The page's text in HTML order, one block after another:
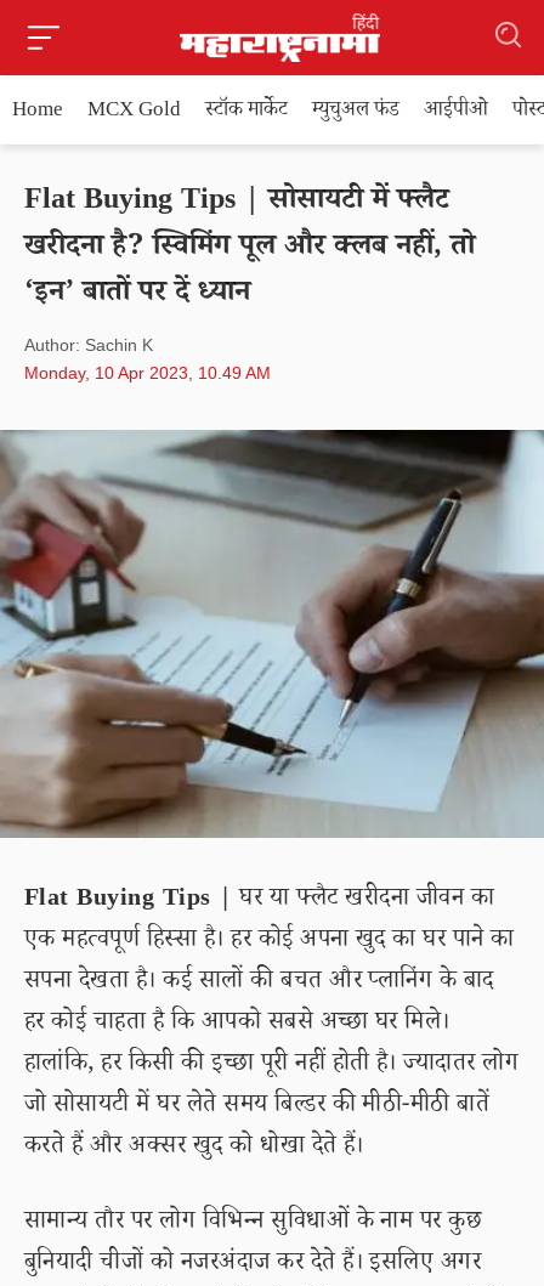
Home MCX Gold स्टॉक मार्केट म्युचुअल फंड आईपीओ
Flat Buying Tips | सोसायटी में फ्लैट
खरीदना है? स्विमिंग पूल और क्लब नहीं, तो
‘इन’ बातों पर दें ध्यान
Author: Sachin K
Monday, 10 Apr 2023, 10.49 AM
Flat Buying Tips | घर या फ्लैट खरीदना जीवन का
एक महत्वपूर्ण हिस्सा है। हर कोई अपना खुद का घर पाने का
सपना देखता है। कई सालों की बचत और प्लानिंग के बाद
हर कोई चाहता है कि आपको सबसे अच्छा घर मिले।
हालांकि, हर किसी की इच्छा पूरी नहीं होती है। ज्यादातर लोग
जो सोसायटी में घर लेते समय बिल्डर की मीठी-मीठी बातें
करते हैं और अक्सर खुद को धोखा देते हैं।
सामान्य तौर पर लोग विभिन्न सुविधाओं के नाम पर कुछ
बुनियादी चीजों को नजरअंदाज कर देते हैं। इसलिए अगर